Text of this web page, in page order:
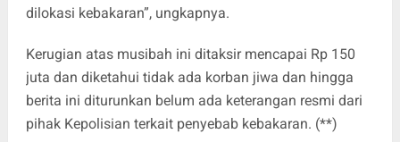
dilokasi kebakaran”, ungkapnya.
Kerugian atas musibah ini ditaksir mencapai Rp 150
juta dan diketahui tidak ada korban jiwa dan hingga
berita ini diturunkan belum ada keterangan resmi dari
pihak Kepolisian terkait penyebab kebakaran. (**)